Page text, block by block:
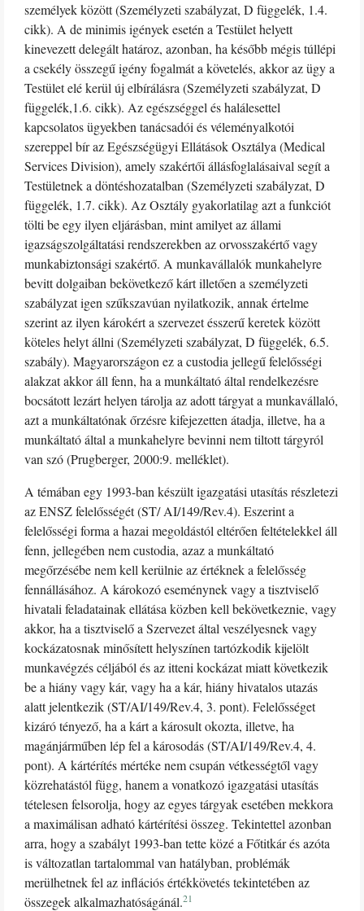
személyek között (Személyzeti szabályzat, D függelék, 1.4.
cikk). A de minimis igények esetén a Testület helyett
kinevezett delegált határoz, azonban, ha később mégis túllépi
a csekély összegű igény fogalmát a követelés, akkor az ügy a
Testület elé kerül új elbírálásra (Személyzeti szabályzat, D
függelék,1.6. cikk). Az egészséggel és halálesettel
kapcsolatos ügyekben tanácsadói és véleményalkotói
szereppel bír az Egészségügyi Ellátások Osztálya (Medical
Services Division), amely szakértői állásfoglalásaival segít a
Testületnek a döntéshozatalban (Személyzeti szabályzat, D
függelék, 1.7. cikk). Az Osztály gyakorlatilag azt a funkciót
tölti be egy ilyen eljárásban, mint amilyet az állami
igazságszolgáltatási rendszerekben az orvosszakértő vagy
munkabiztonsági szakértő. A munkavállalók munkahelyre
bevitt dolgaiban bekövetkező kárt illetően a személyzeti
szabályzat igen szűkszavúan nyilatkozik, annak értelme
szerint az ilyen károkért a szervezet ésszerű keretek között
köteles helyt állni (Személyzeti szabályzat, D függelék, 6.5.
szabály). Magyarországon ez a custodia jellegű felelősségi
alakzat akkor áll fenn, ha a munkáltató által rendelkezésre
bocsátott lezárt helyen tárolja az adott tárgyat a munkavállaló,
azt a munkáltatónak őrzésre kifejezetten átadja, illetve, ha a
munkáltató által a munkahelyre bevinni nem tiltott tárgyról
van szó (Prugberger, 2000:9. melléklet).
A témában egy 1993-ban készült igazgatási utasítás részletezi
az ENSZ felelősségét (ST/ AI/149/Rev.4). Eszerint a
felelősségi forma a hazai megoldástól eltérően feltételekkel áll
fenn, jellegében nem custodia, azaz a munkáltató
megőrzésébe nem kell kerülnie az értéknek a felelősség
fennállásához. A károkozó eseménynek vagy a tisztviselő
hivatali feladatainak ellátása közben kell bekövetkeznie, vagy
akkor, ha a tisztviselő a Szervezet által veszélyesnek vagy
kockázatosnak minősített helyszínen tartózkodik kijelölt
munkavégzés céljából és az itteni kockázat miatt következik
be a hiány vagy kár, vagy ha a kár, hiány hivatalos utazás
alatt jelentkezik (ST/AI/149/Rev.4, 3. pont). Felelősséget
kizáró tényező, ha a kárt a károsult okozta, illetve, ha
magánjárműben lép fel a károsodás (ST/AI/149/Rev.4, 4.
pont). A kártérítés mértéke nem csupán vétkességtől vagy
közrehatástól függ, hanem a vonatkozó igazgatási utasítás
tételesen felsorolja, hogy az egyes tárgyak esetében mekkora
a maximálisan adható kártérítési összeg. Tekintettel azonban
arra, hogy a szabályt 1993-ban tette közé a Főtitkár és azóta
is változatlan tartalommal van hatályban, problémák
merülhetnek fel az inflációs értékkövetés tekintetében az
összegek alkalmazhatóságánál.21